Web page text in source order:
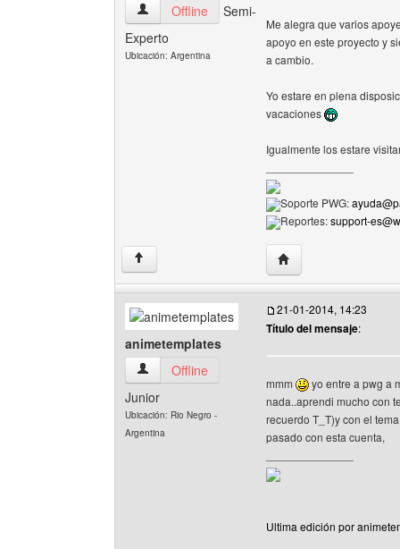
design-pwg Ver perfil del usuario
Offline
Semi-
Experto
Ubicación: Argentina
Me alegra que varios
apoyo en este proyecto y
a cambio.
Yo estare en plena
vacaciones
Igualmente los estare
Soporte PWG:
Reportes:support-
↑ Visitar sitio web del
animetemplates
animetemplates Ver perfil del usuario
Offline
Junior
Ubicación: Rio Negro -
Argentina
21-01-2014, 14:23
Título del mensaje:
mmm
yo entre a pwg a
nada..aprendi mucho con
recuerdo T_T)y con el
pasado con esta cuenta,
Ultima edición por